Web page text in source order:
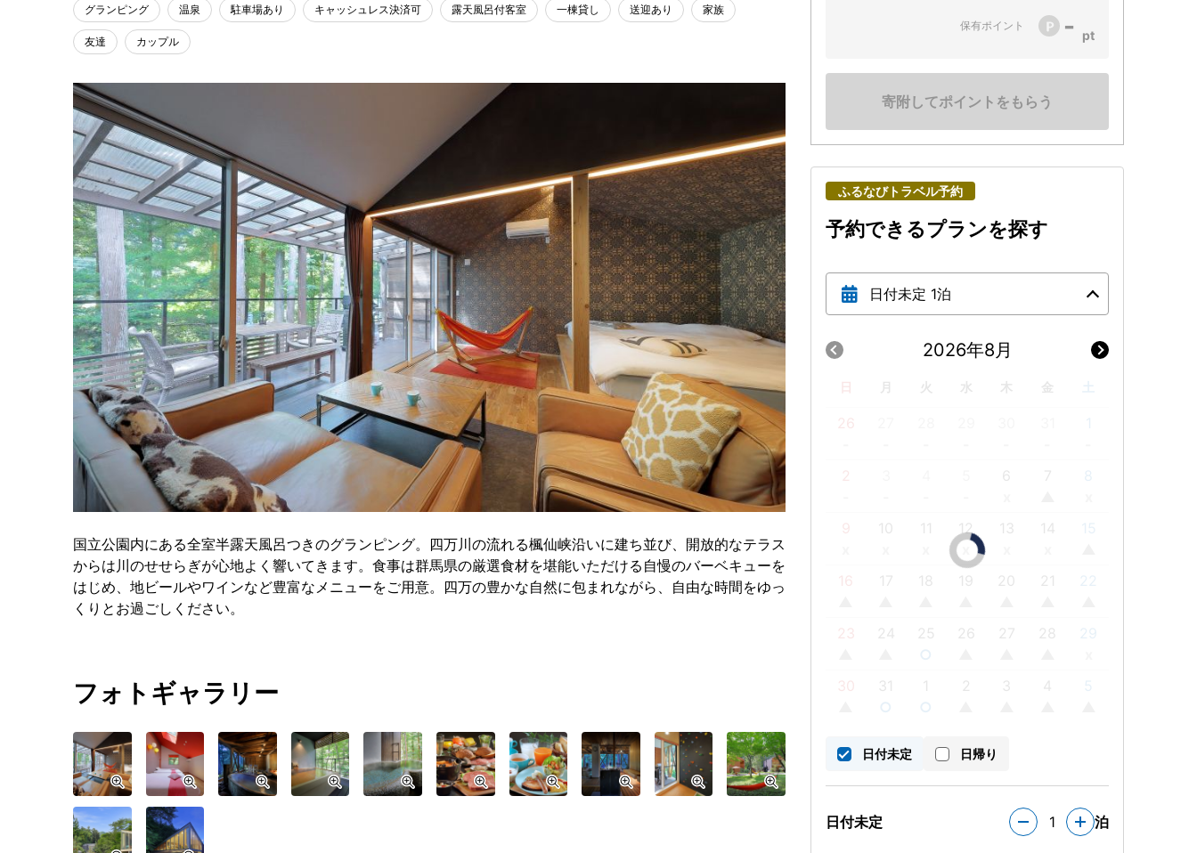
グランピング 温泉 駐車場あり キャッシュレス決済可 露天風呂付客室 一棟貸し 送迎あり 家族
友達 カップル
保有ポイント -
寄附してポイントをもらう
ふるなびトラベル予約
予約できるプランを探す
日付未定 1泊
2026年8月
日 月 火 水 木 金 土
26
1
2
6
7
8
9
10
11
12
13
14
15
16
17
18
19
20
21
22
23
24
25
○
26
27
28
29
30
31
○
1
○
2
3
4
5
日付未定 日帰り
日付未定 1 泊
国立公園内にある全室半露天風呂つきのグランピング。四万川の流れる楓仙峡沿いに建ち並び、開放的なテラス
からは川のせせらぎが心地よく響いてきます。食事は群馬県の厳選食材を堪能いただける自慢のバーベキューを
はじめ、地ビールやワインなど豊富なメニューをご用意。四万の豊かな自然に包まれながら、自由な時間をゆっ
くりとお過ごしください。
フォトギャラリー